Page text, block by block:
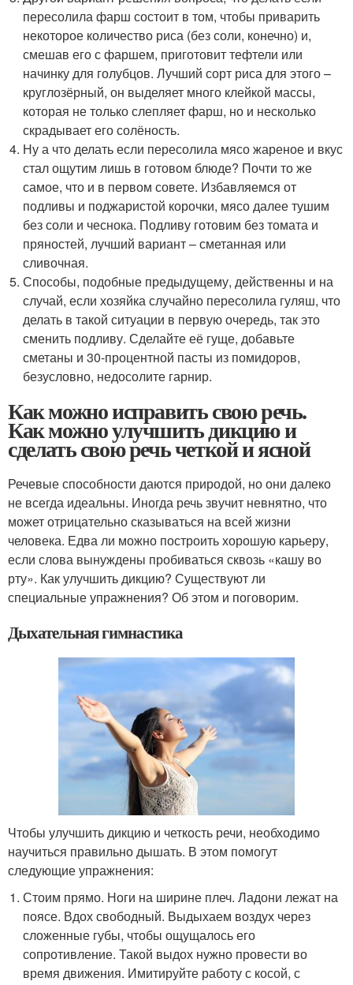
пересолила фарш состоит в том, чтобы приварить
некоторое количество риса (без соли, конечно) и,
смешав его с фаршем, приготовит тефтели или
начинку для голубцов. Лучший сорт риса для этого –
круглозёрный, он выделяет много клейкой массы,
которая не только слепляет фарш, но и несколько
скрадывает его солёность.
Ну а что делать если пересолила мясо жареное и вкус
стал ощутим лишь в готовом блюде? Почти то же
самое, что и в первом совете. Избавляемся от
подливы и поджаристой корочки, мясо далее тушим
без соли и чеснока. Подливу готовим без томата и
пряностей, лучший вариант – сметанная или
сливочная.
Способы, подобные предыдущему, действенны и на
случай, если хозяйка случайно пересолила гуляш, что
делать в такой ситуации в первую очередь, так это
сменить подливу. Сделайте её гуще, добавьте
сметаны и 30-процентной пасты из помидоров,
безусловно, недосолите гарнир.
Как можно исправить свою речь.
Как можно улучшить дикцию и
сделать свою речь четкой и ясной
Речевые способности даются природой, но они далеко
не всегда идеальны. Иногда речь звучит невнятно, что
может отрицательно сказываться на всей жизни
человека. Едва ли можно построить хорошую карьеру,
если слова вынуждены пробиваться сквозь «кашу во
рту». Как улучшить дикцию? Существуют ли
специальные упражнения? Об этом и поговорим.
Дыхательная гимнастика
Чтобы улучшить дикцию и четкость речи, необходимо
научиться правильно дышать. В этом помогут
следующие упражнения:
Стоим прямо. Ноги на ширине плеч. Ладони лежат на
поясе. Вдох свободный. Выдыхаем воздух через
сложенные губы, чтобы ощущалось его
сопротивление. Такой выдох нужно провести во
время движения. Имитируйте работу с косой, с